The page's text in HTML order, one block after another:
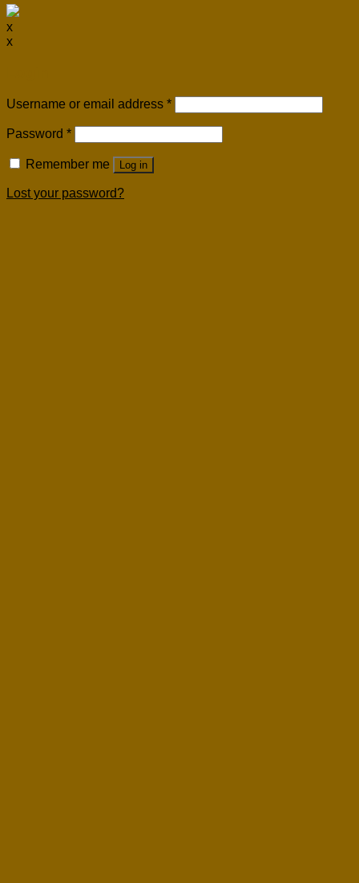
x
x
Username or email address *
Password *
Remember me Log in
Lost your password?